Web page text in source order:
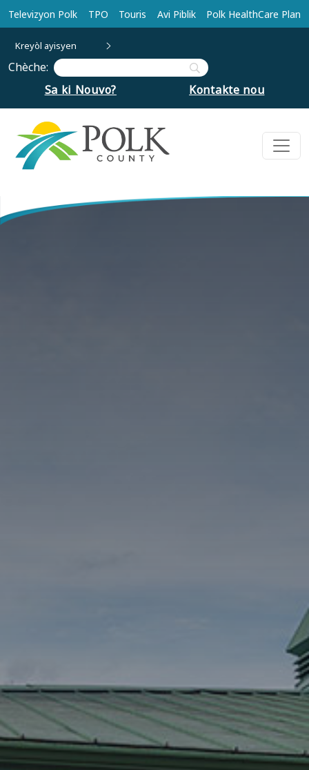
Ale nan kontni prensipal la
Televizyon Polk TPO Touris Avi Piblik Polk HealthCare Plan
Kreyòl ayisyen
Chèche:
Sa ki Nouvo?
Kontakte nou